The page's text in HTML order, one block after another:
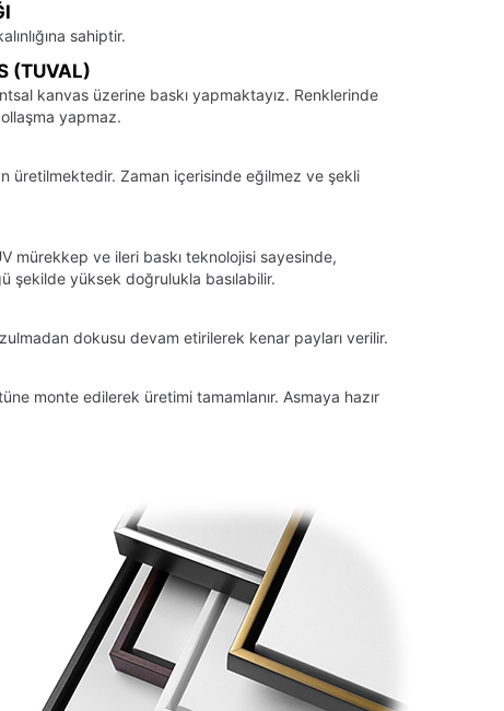
sahiptir.
(TUVAL)
kanvas üzerine baskı yapmaktayız. Renklerinde
yapmaz.
üretilmektedir. Zaman içerisinde eğilmez ve şekli
mürekkep ve ileri baskı teknolojisi sayesinde,
şekilde yüksek doğrulukla basılabilir.
dokusu devam etirilerek kenar payları verilir.
monte edilerek üretimi tamamlanır. Asmaya hazır